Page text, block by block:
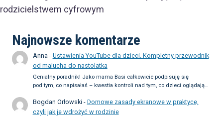
rodzicielstwem cyfrowym
Najnowsze komentarze
Anna - Ustawienia YouTube dla dzieci. Kompletny przewodnik
od malucha do nastolatka
Genialny poradnik! Jako mama Basi całkowicie podpisuję się
pod tym, co napisałaś – kwestia kontroli nad tym, co dzieci oglądają…
Bogdan Orłowski- Domowe zasady ekranowe w praktyce,
czyli jak je wdrożyć w rodzinie